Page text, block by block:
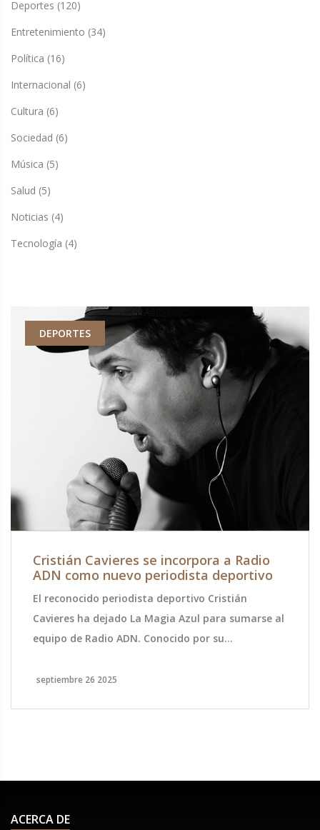
Deportes (120)
Entretenimiento (34)
Política (16)
Internacional (6)
Cultura (6)
Sociedad (6)
Música (5)
Salud (5)
Noticias (4)
Tecnología (4)
DEPORTES
Cristián Cavieres se incorpora a Radio
ADN como nuevo periodista deportivo
El reconocido periodista deportivo Cristián
Cavieres ha dejado La Magia Azul para sumarse al
equipo de Radio ADN. Conocido por su
forma parte del grupo "Los Tenores". Su llegada
que su presencia atraiga a seguidores del fútbol
septiembre 26 2025
ACERCA DE